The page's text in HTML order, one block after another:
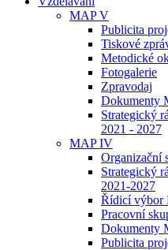
MAP V
Publicita
Tiskové
Metodické
Fotogalerie
Zpravodaj
Dokumenty
Strategický
2021 - 2027
MAP IV
Organizační
Strategický
2021-2027
Řídicí výbor
Pracovní
Dokumenty
Publicita